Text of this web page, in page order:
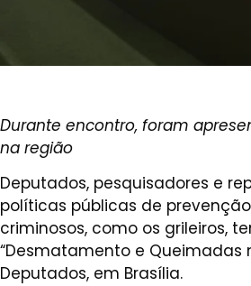
Durante encontro, foram
na região
Deputados, pesquisadores e
políticas públicas de
criminosos, como os grileiros,
“Desmatamento e Queimadas
Deputados, em Brasília.